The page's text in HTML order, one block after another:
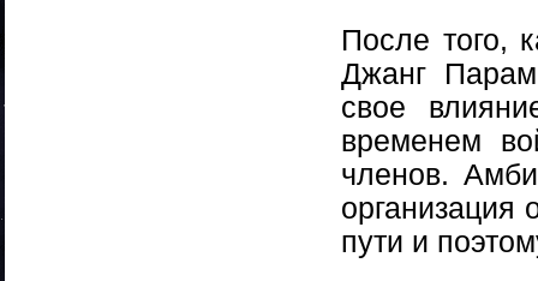
После того,
Джанг
свое
временем
членов.
организация
пути и